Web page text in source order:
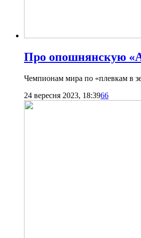
Про опошнянскую
Чемпионам мира по «плевкам в
24 вересня 2023, 18:3966